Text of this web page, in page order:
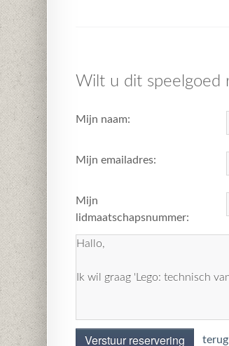
Wilt u dit speelgoed
Mijn naam:
Mijn emailadres:
Mijn
lidmaatschapsnummer:
Verstuur reservering terug